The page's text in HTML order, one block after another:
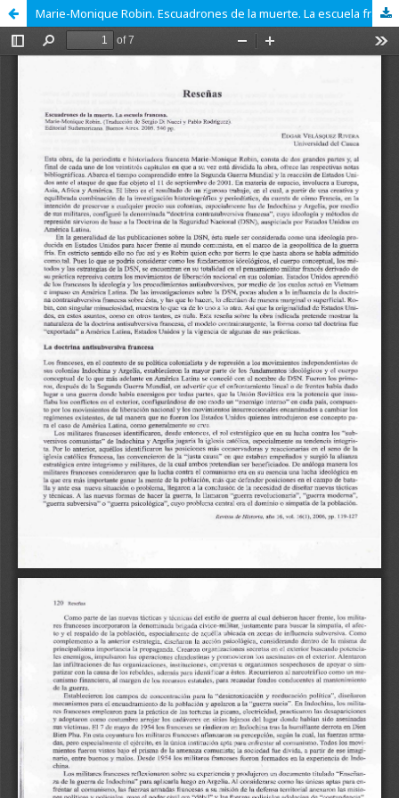
Marie-Monique Robin. Escuadrones de la muerte. La escuela francesa. (Traducción de Sergio Di Nucci y Pablo Rodriguez). Editorial Sudamericana. Buenos Aires. 2005.